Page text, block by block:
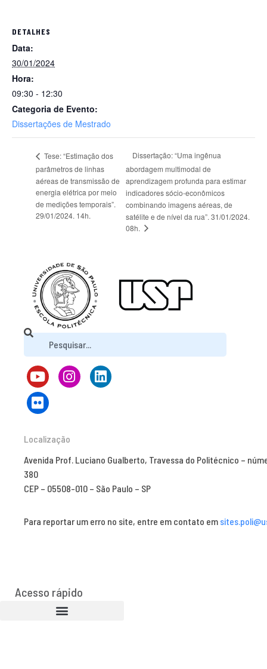
DETALHES
Data:
30/01/2024
Hora:
09:30 - 12:30
Categoria de Evento:
Dissertações de Mestrado
Tese: “Estimação dos
parâmetros de linhas
aéreas de transmissão de
energia elétrica por meio
de medições temporais”.
29/01/2024. 14h.
Dissertação: “Uma ingênua
abordagem multimodal de
aprendizagem profunda para estimar
indicadores sócio-econômicos
combinando imagens aéreas, de
satélite e de nível da rua”. 31/01/2024.
08h.
Localização
Avenida Prof. Luciano Gualberto, Travessa do Politécnico –
380
CEP – 05508-010 – São Paulo – SP
Para reportar um erro no site, entre em contato em
Acesso rápido